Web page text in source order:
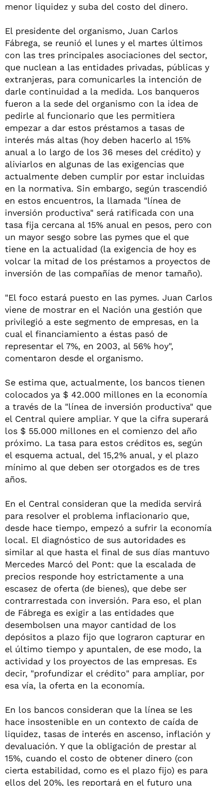
menor liquidez y suba del costo del dinero.
El presidente del organismo, Juan Carlos
Fábrega, se reunió el lunes y el martes últimos
con las tres principales asociaciones del sector,
que nuclean a las entidades privadas, públicas y
extranjeras, para comunicarles la intención de
darle continuidad a la medida. Los banqueros
fueron a la sede del organismo con la idea de
pedirle al funcionario que les permitiera
empezar a dar estos préstamos a tasas de
interés más altas (hoy deben hacerlo al 15%
anual a lo largo de los 36 meses del crédito) y
aliviarlos en algunas de las exigencias que
actualmente deben cumplir por estar incluidas
en la normativa. Sin embargo, según trascendió
en estos encuentros, la llamada "línea de
inversión productiva" será ratificada con una
tasa fija cercana al 15% anual en pesos, pero con
un mayor sesgo sobre las pymes que el que
tiene en la actualidad (la exigencia de hoy es
volcar la mitad de los préstamos a proyectos de
inversión de las compañías de menor tamaño).
"El foco estará puesto en las pymes. Juan Carlos
viene de mostrar en el Nación una gestión que
privilegió a este segmento de empresas, en la
cual el financiamiento a éstas pasó de
representar el 7%, en 2003, al 56% hoy",
comentaron desde el organismo.
Se estima que, actualmente, los bancos tienen
colocados ya $ 42.000 millones en la economía
a través de la "línea de inversión productiva" que
el Central quiere ampliar. Y que la cifra superará
los $ 55.000 millones en el comienzo del año
próximo. La tasa para estos créditos es, según
el esquema actual, del 15,2% anual, y el plazo
mínimo al que deben ser otorgados es de tres
años.
En el Central consideran que la medida servirá
para resolver el problema inflacionario que,
desde hace tiempo, empezó a sufrir la economía
local. El diagnóstico de sus autoridades es
similar al que hasta el final de sus días mantuvo
Mercedes Marcó del Pont: que la escalada de
precios responde hoy estrictamente a una
escasez de oferta (de bienes), que debe ser
contrarrestada con inversión. Para eso, el plan
de Fábrega es exigir a las entidades que
desembolsen una mayor cantidad de los
depósitos a plazo fijo que lograron capturar en
el último tiempo y apuntalen, de ese modo, la
actividad y los proyectos de las empresas. Es
decir, "profundizar el crédito" para ampliar, por
esa vía, la oferta en la economía.
En los bancos consideran que la línea se les
hace insostenible en un contexto de caída de
liquidez, tasas de interés en ascenso, inflación y
devaluación. Y que la obligación de prestar al
15%, cuando el costo de obtener dinero (con
cierta estabilidad, como es el plazo fijo) es para
ellos del 20%, les reportará en el futuro una